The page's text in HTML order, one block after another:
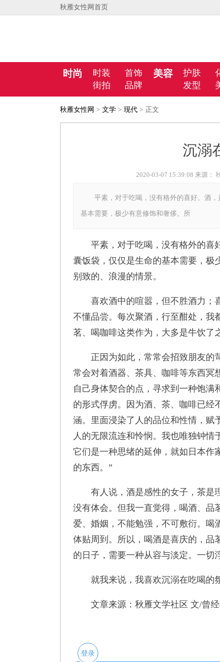
秋雁女性网首页
时尚 时装
首饰
街拍
品牌
美容 护肤
发型
秋雁女性网 > 文学 > 现代 > 正文
沉溺
2020-03-07 15:39:08 来源：
平素，对于吃喝，没有格外的喜好。酒，
基本需要，极少有意修饰和奢侈。所
平素，对于吃喝，没有格外的喜
囊饭袋，仅仅是生命的基本需要，极
别致的、浪漫的情景。
喜欢酒中的喧嚣，但不胜酒力；
不懂品尝。每次聚酒，行至酣处，我
茗、喝咖啡这类作为，大多是牛饮了
正因为如此，常常会招致朋友的
常会对着酒器、茶具、咖啡等东西冥
自己身体契合的点，寻求到一种饱
的形式俘虏。因为酒、茶、咖啡已经
涵。里面浸染了人的品位和性情，赋
人的无限流连和怜悯。我也唯独钟
它们是一种思绪的延伸，就如日本作
的东西。”
有人说，酒是感性的女子，茶是
没有体会。但我一直觉得，喝酒、品
爱、婚姻，不能勉强，不可敷衍。喝
体贴周到。所以，喝酒是喜庆的，品
的日子，需要一种从容与淡定。一切
就我来说，我喜欢沉溺在吃喝的
文章来源：秋雁文学社区 文/曾经
登录